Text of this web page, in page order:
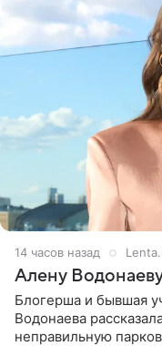
14 часов назад
Алену
Блогерша и бывшая
Водонаева
неправильную